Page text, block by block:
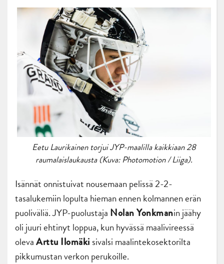
Eetu Laurikainen torjui JYP-maalilla kaikkiaan 28
raumalaislaukausta (Kuva: Photomotion / Liiga).
Isännät onnistuivat nousemaan pelissä 2-2-
tasalukemiin lopulta hieman ennen kolmannen erän
puoliväliä. JYP-puolustaja Nolan Yonkmanin jäähy
oli juuri ehtinyt loppua, kun hyvässä maalivireessä
olevaArttu Ilomäki sivalsi maalintekosektorilta
pikkumustan verkon perukoille.